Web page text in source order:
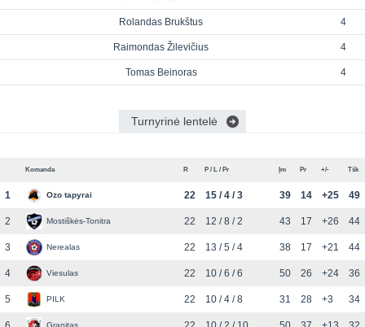
Rolandas Brukštus 4
Raimondas Žilevičius 4
Tomas Beinoras 4
Turnyrinė lentelė
Komanda R P / L / Pr Įm Pr +/- Tšk
1 Ozo tapyrai 22 15 / 4 / 3 39 14 +25 49
2 Mostiškės-Tonitra 22 12 / 8 / 2 43 17 +26 44
3 Nerealas 22 13 / 5 / 4 38 17 +21 44
4 Viesulas 22 10 / 6 / 6 50 26 +24 36
5 PILK 22 10 / 4 / 8 31 28 +3 34
Granitas